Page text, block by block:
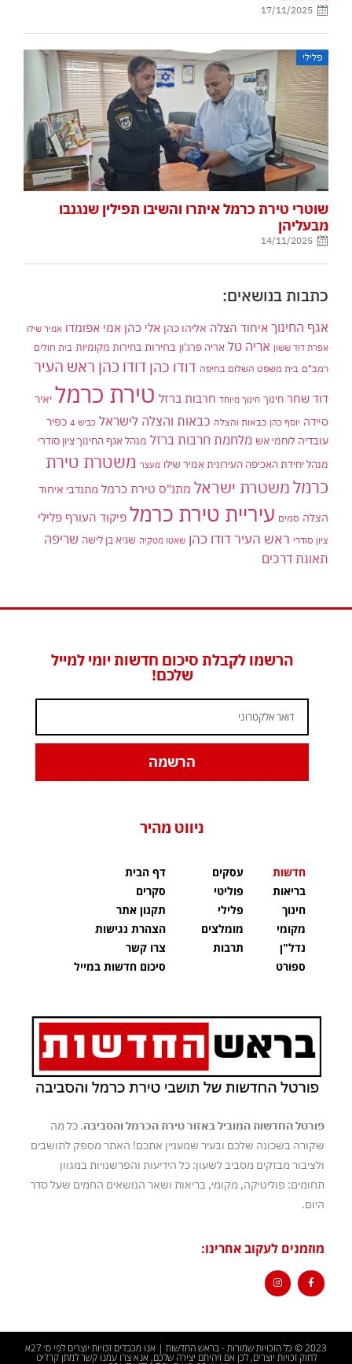
17/11/2025
פלילי
שוטרי טירת כרמל איתרו והשיבו תפילין שנגנבו
מבעליהן
14/11/2025
כתבות בנושאים:
אגף החינוך איחוד הצלה אליהו כהן אלי כהן אמי אפומדו אמיר שילו
אפרת דוד ששון אריה טל אריה פרג'ון בחירות בחירות מקומיות בית חולים
רמב"ם בית משפט השלום בחיפה דודו כהן דודו כהן ראש העיר
דוד שחר חינוך חינוך מיוחד חרבות ברזל טירת כרמל יאיר
סיידה יוסף כהן כבאות והצלה כבאות והצלה לישראל כביש 4
כפיר
עובדיה לוחמי אש מלחמת חרבות ברזל מנהל אגף החינוך ציון סודרי
מנהל יחידת האכיפה העירונית אמיר שילו מעצר משטרת טירת
כרמלמשטרת ישראל מתנ"ס טירת כרמל מתנדבי איחוד
הצלה סמים עיריית טירת כרמל פיקוד העורף פלילי
ציון סודרי ראש העיר דודו כהן שאטו מטקיה שגיא בן לישה שריפה
תאונת דרכים
הרשמו לקבלת סיכום חדשות יומי למייל
שלכם!
הרשמה
ניווט מהיר
חדשות
בריאות
חינוך
מקומי
נדל"ן
ספורט
עסקים
פוליטי
פלילי
מומלצים
תרבות
דף הבית
סקרים
תקנון אתר
הצהרת נגישות
צרו קשר
סיכום חדשות במייל
פורטל החדשות המוביל באזור טירת הכרמל והסביבה. כל מה
שקורה בשכונה שלכם ובעיר שמעניין אתכם! האתר מספק לתושבים
ולציבור מבזקים מסביב לשעון: כל הידיעות והפרשנויות במגוון
תחומים: פוליטיקה, מקומי, בריאות ושאר הנושאים החמים שעל סדר
היום.
מוזמנים לעקוב אחרינו:
2023 © כל הזכויות שמורות - בראש החדשות | אנו מכבדים זכויות יוצרים לפי ס׳ 27א
לחוק זכויות יוצרים, לכן אם זיהיתם יצירה שלכם, אנא צרו עמנו קשר למתן קרדיט